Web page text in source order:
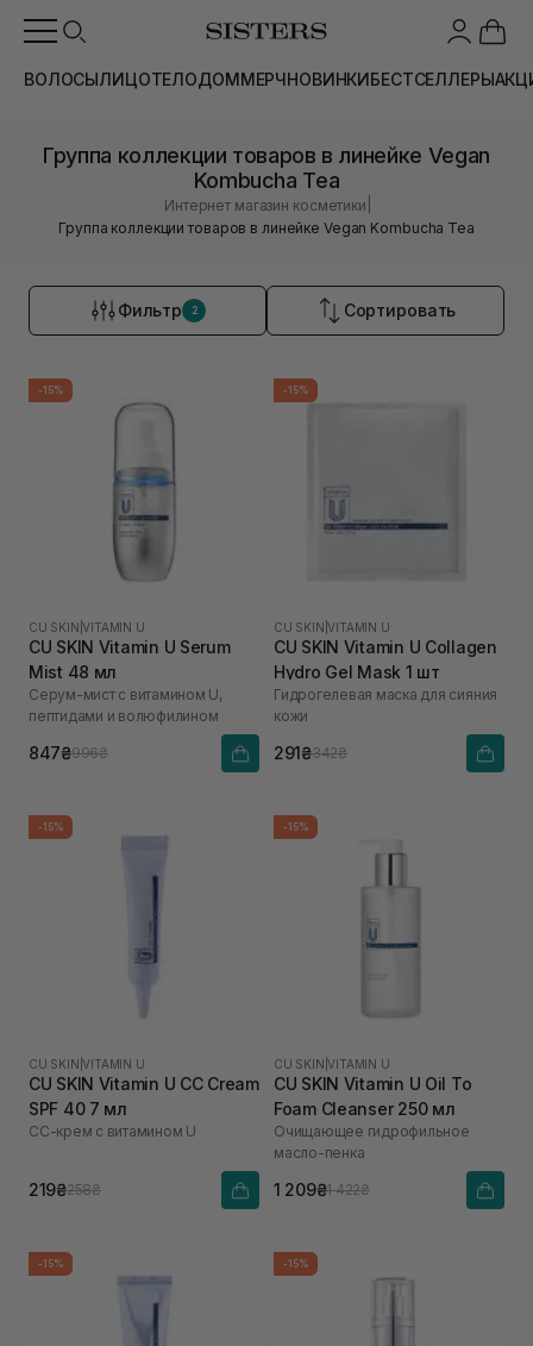
ВОЛОСЫЛИЦОТЕЛОДОММЕРЧНОВИНКИБЕСТСЕЛЛЕРЫ
Группа коллекции товаров в линейке Vegan
Kombucha Tea
Интернет магазин косметики
Группа коллекции товаров в линейке Vegan Kombucha Tea
Фильтр 2 Сортировать
-15%
CU SKIN |VITAMIN U
CU SKIN Vitamin U Serum
Mist 48 мл
Серум-мист с витамином U,
пептидами и волюфилином
847₴996₴
-15%
CU SKIN |VITAMIN U
CU SKIN Vitamin U Collagen
Hydro Gel Mask 1 шт
Гидрогелевая маска для сияния
кожи
291₴342₴
-15%
CU SKIN |VITAMIN U
CU SKIN Vitamin U CC Cream
SPF 40 7 мл
СС-крем с витамином U
219₴258₴
-15%
CU SKIN |VITAMIN U
CU SKIN Vitamin U Oil To
Foam Cleanser 250 мл
Очищающее гидрофильное
масло-пенка
1 209₴1 422₴
-15% -15%